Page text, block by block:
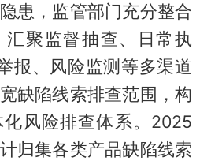
患，监管部门充分整合
聚监督抽查、日常执
报、风险监测等多渠道
缺陷线索排查范围，构
风险排查体系。2025
归集各类产品缺陷线索